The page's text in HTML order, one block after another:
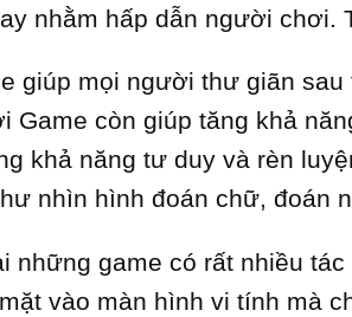
nhằm hấp dẫn người chơi.
giúp mọi người thư giãn
Game còn giúp tăng khả
khả năng tư duy và rèn
nhìn hình đoán chữ, đoán
những game có rất nhiều
mặt vào màn hình vi tính mà